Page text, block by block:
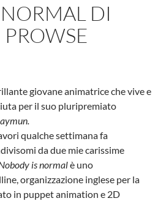
DI
giovane animatrice che vive e
per il suo pluripremiato
qualche settimana fa
da due mie carissime
is normalè uno
organizzazione inglese per la
in puppet animation e 2D